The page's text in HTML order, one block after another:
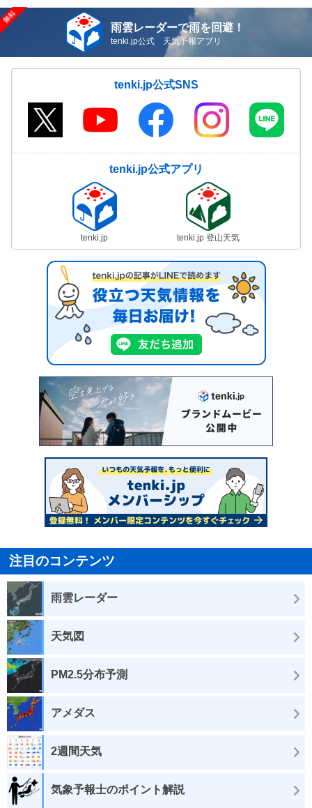
雨雲レーダーで雨を回避！
tenki.jp公式 天気予報アプリ
tenki.jp公式SNS
tenki.jp公式アプリ
tenki.jp tenki.jp 登山天気
注目のコンテンツ
雨雲レーダー
天気図
PM2.5分布予測
アメダス
2週間天気
気象予報士のポイント解説